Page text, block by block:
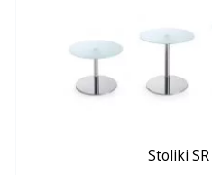
Stoliki